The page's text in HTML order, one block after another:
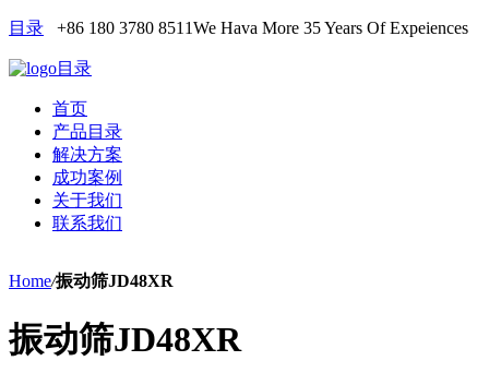
目录 +86 180 3780 8511We Hava More 35 Years Of Expeiences
目录
首页
产品目录
解决方案
成功案例
关于我们
联系我们
Home/振动筛JD48XR
振动筛JD48XR